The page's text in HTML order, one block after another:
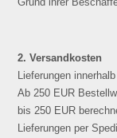
2. Versandkosten
Lieferungen
Ab 250 EUR
bis 250 EUR
Lieferungen per